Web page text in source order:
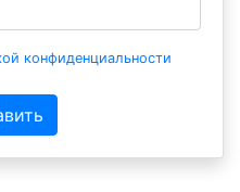
конфиденциальности